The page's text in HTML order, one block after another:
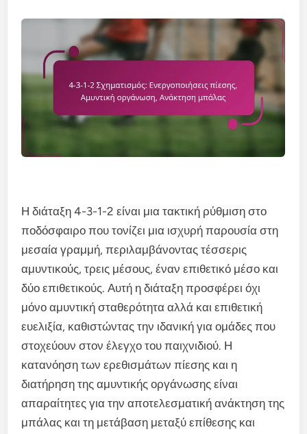
Η διάταξη 4-3-1-2 είναι μια τακτική ρύθμιση στο
ποδόσφαιρο που τονίζει μια ισχυρή παρουσία στη
μεσαία γραμμή, περιλαμβάνοντας τέσσερις
αμυντικούς, τρεις μέσους, έναν επιθετικό μέσο και
δύο επιθετικούς. Αυτή η διάταξη προσφέρει όχι
μόνο αμυντική σταθερότητα αλλά και επιθετική
ευελιξία, καθιστώντας την ιδανική για ομάδες που
στοχεύουν στον έλεγχο του παιχνιδιού. Η
κατανόηση των ερεθισμάτων πίεσης και η
διατήρηση της αμυντικής οργάνωσης είναι
απαραίτητες για την αποτελεσματική ανάκτηση της
μπάλας και τη μετάβαση μεταξύ επίθεσης και